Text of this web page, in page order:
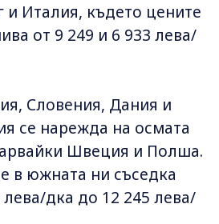
Италия, където цените
от 9 249 и 6 933 лева/
Словения, Дания и
се нарежда на осмата
Швеция и Полша.
в южната ни съседка
лева/дка до 12 245 лева/